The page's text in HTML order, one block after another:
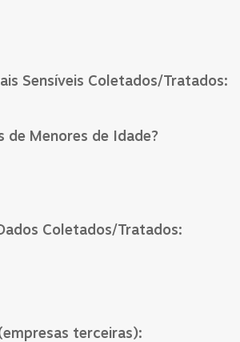
Sensíveis Coletados/Tratados:
de Menores de Idade?
Coletados/Tratados:
terceiras):